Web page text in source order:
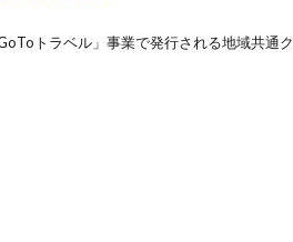
トラベル」事業で発行される地域共通ク